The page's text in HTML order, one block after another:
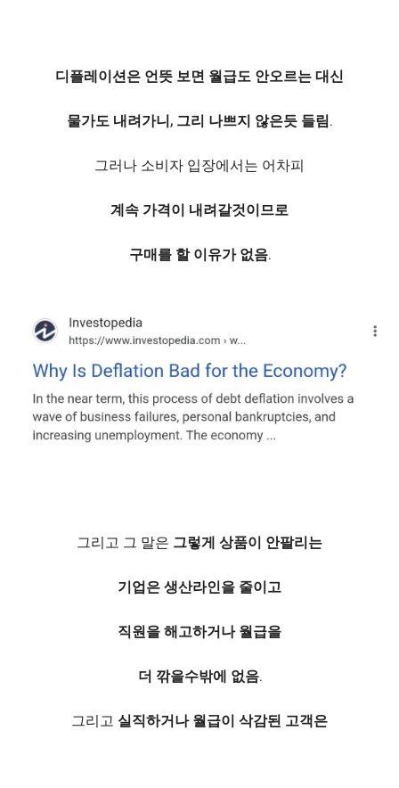
디플레이션은 언뜻 보면 월급도 안오르는 대신
물가도 내려가니, 그리 나쁘지 않은듯 들림.
그러나 소비자 입장에서는 어차피
계속 가격이 내려갈것이므로
구매를 할 이유가 없음.
그리고 그 말은 그렇게 상품이 안팔리는
기업은 생산라인을 줄이고
직원을 해고하거나 월급을
더 깎을수밖에 없음.
그리고 실직하거나 월급이 삭감된 고객은